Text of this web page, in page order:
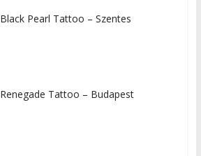
Black Pearl Tattoo – Szentes
Renegade Tattoo – Budapest